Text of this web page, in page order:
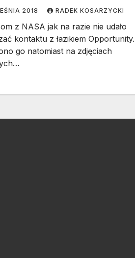
2018 RADEK KOSARZYCKI
z NASA jak na razie nie udało
kontaktu z łazikiem Opportunity.
go natomiast na zdjęciach